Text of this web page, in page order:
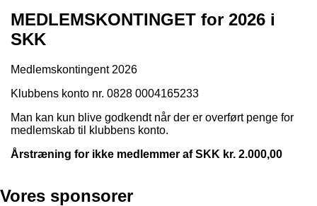
MEDLEMSKONTINGET for 2026 i
SKK
Medlemskontingent 2026
Klubbens konto nr. 0828 0004165233
Man kan kun blive godkendt når der er overført penge for
medlemskab til klubbens konto.
Årstræning for ikke medlemmer af SKK kr. 2.000,00
Vores sponsorer